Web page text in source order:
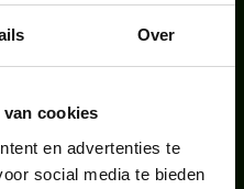
Over
cookies
en advertenties te
social media te bieden
– ZO
AAN